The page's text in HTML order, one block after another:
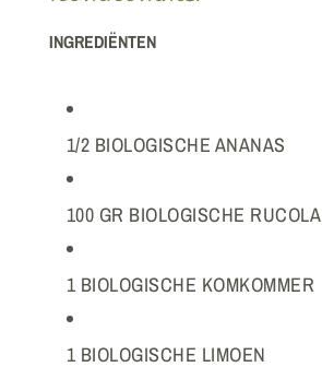
INGREDIËNTEN
1/2 BIOLOGISCHE ANANAS
100 GR BIOLOGISCHE RUCOLA
1 BIOLOGISCHE KOMKOMMER
1 BIOLOGISCHE LIMOEN